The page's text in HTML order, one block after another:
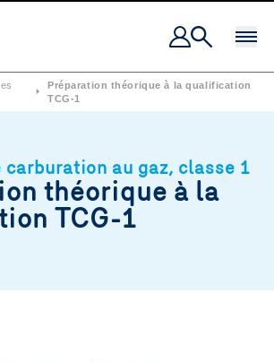
Ouvrir
⏵
Préparation théorique à la qualification
TCG-1
carburation au gaz, classe 1
théorique à la
TCG-1